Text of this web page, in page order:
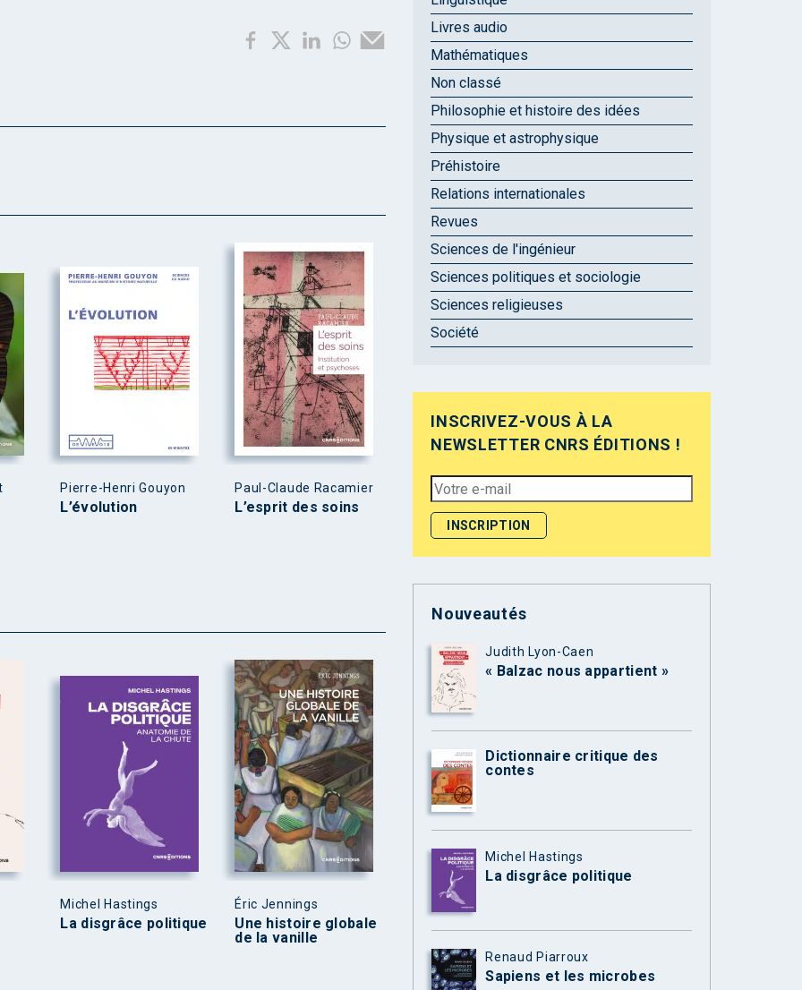
Pierre-Henri Gouyon
L’évolution
Paul-Claude Racamier
L’esprit des soins
Michel Hastings
La disgrâce politique
Éric Jennings
Une histoire globale
de la vanille
Livres audio
Mathématiques
Non classé
Philosophie et histoire des idées
Physique et astrophysique
Préhistoire
Relations internationales
Revues
Sciences de l'ingénieur
Sciences politiques et sociologie
Sciences religieuses
Société
INSCRIVEZ-VOUS À LA
NEWSLETTER CNRS ÉDITIONS !
Nouveautés
Judith Lyon-Caen
« Balzac nous appartient »
Dictionnaire critique des
contes
Michel Hastings
La disgrâce politique
Renaud Piarroux
Sapiens et les microbes